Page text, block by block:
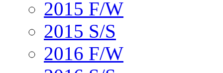
2015 F/W
2015 S/S
2016 F/W